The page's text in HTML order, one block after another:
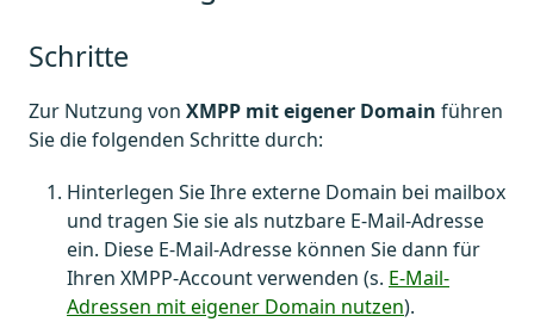
Schritte
Zur Nutzung von XMPP mit eigener Domain führen
Sie die folgenden Schritte durch:
Hinterlegen Sie Ihre externe Domain bei mailbox
und tragen Sie sie als nutzbare E-Mail-Adresse
ein. Diese E-Mail-Adresse können Sie dann für
Ihren XMPP-Account verwenden (s. E-Mail-
Adressen mit eigener Domain nutzen).